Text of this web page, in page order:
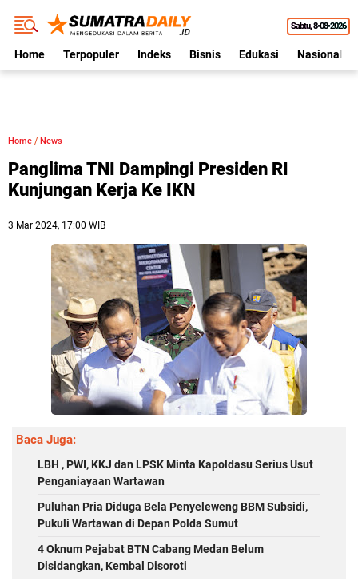
Sabtu 8•08•2026
Home Terpopuler Indeks Bisnis Edukasi Nasional
Home / News
Panglima TNI Dampingi Presiden RI
Kunjungan Kerja Ke IKN
3 Mar 2024, 17:00 WIB
Baca Juga:
LBH , PWI, KKJ dan LPSK Minta Kapoldasu Serius Usut
Penganiayaan Wartawan
Puluhan Pria Diduga Bela Penyeleweng BBM Subsidi,
Pukuli Wartawan di Depan Polda Sumut
4 Oknum Pejabat BTN Cabang Medan Belum
Disidangkan, Kembal Disoroti